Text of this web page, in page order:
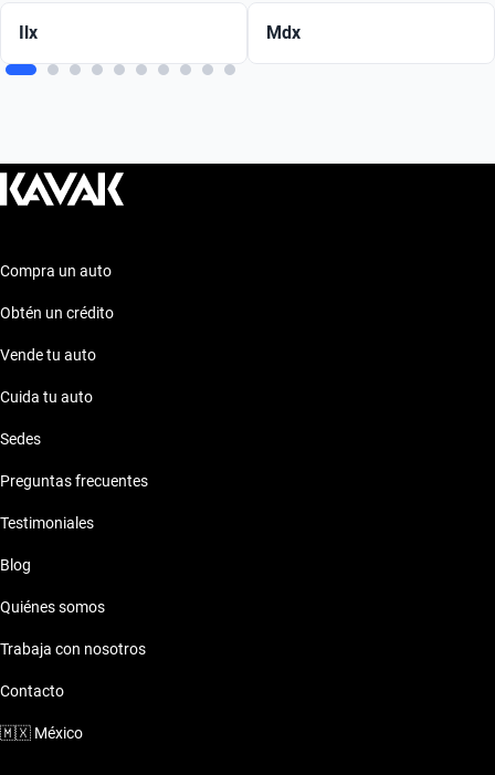
Ilx Mdx
Compra un auto
Obtén un crédito
Vende tu auto
Cuida tu auto
Sedes
Preguntas frecuentes
Testimoniales
Blog
Quiénes somos
Trabaja con nosotros
Contacto
🇲🇽 México